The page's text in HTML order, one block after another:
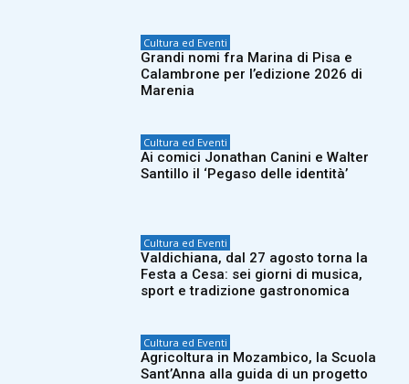
Cultura ed Eventi
Grandi nomi fra Marina di Pisa e
Calambrone per l’edizione 2026 di
Marenia
Cultura ed Eventi
Ai comici Jonathan Canini e Walter
Santillo il ‘Pegaso delle identità’
Cultura ed Eventi
Valdichiana, dal 27 agosto torna la
Festa a Cesa: sei giorni di musica,
sport e tradizione gastronomica
Cultura ed Eventi
Agricoltura in Mozambico, la Scuola
Sant’Anna alla guida di un progetto